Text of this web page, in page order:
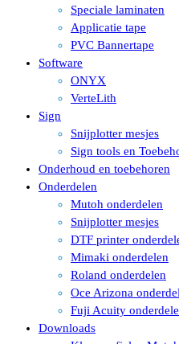
Speciale laminaten
Applicatie tape
PVC Bannertape
Software
ONYX
VerteLith
Sign
Snijplotter mesjes
Sign tools en
Onderhoud en toebehoren
Onderdelen
Mutoh onderdelen
Snijplotter mesjes
DTF printer
Mimaki onderdelen
Roland onderdelen
Oce Arizona
Fuji Acuity
Downloads